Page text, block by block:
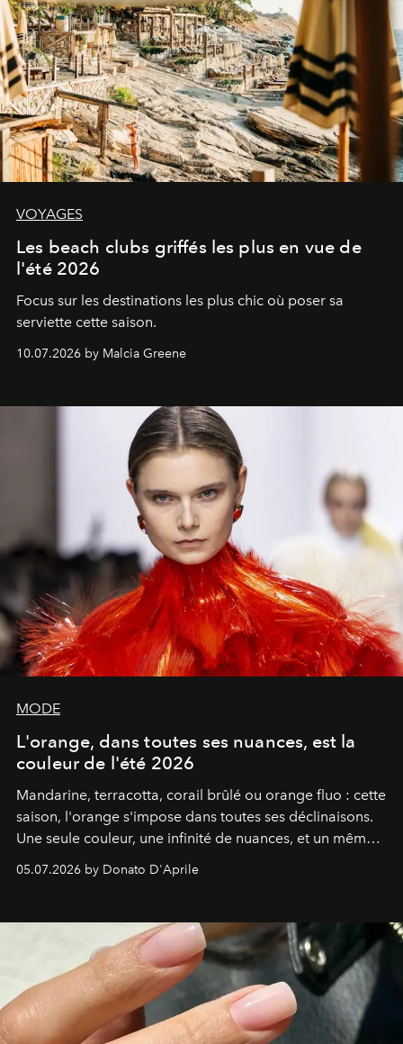
VOYAGES
Les beach clubs griffés les plus en vue de
l'été 2026
Focus sur les destinations les plus chic où poser sa
serviette cette saison.
10.07.2026 by Malcia Greene
MODE
L'orange, dans toutes ses nuances, est la
couleur de l'été 2026
Mandarine, terracotta, corail brûlé ou orange fluo : cette
saison, l'orange s'impose dans toutes ses déclinaisons.
Une seule couleur, une infinité de nuances, et un même
désir de rayonner.
05.07.2026 by Donato D'Aprile